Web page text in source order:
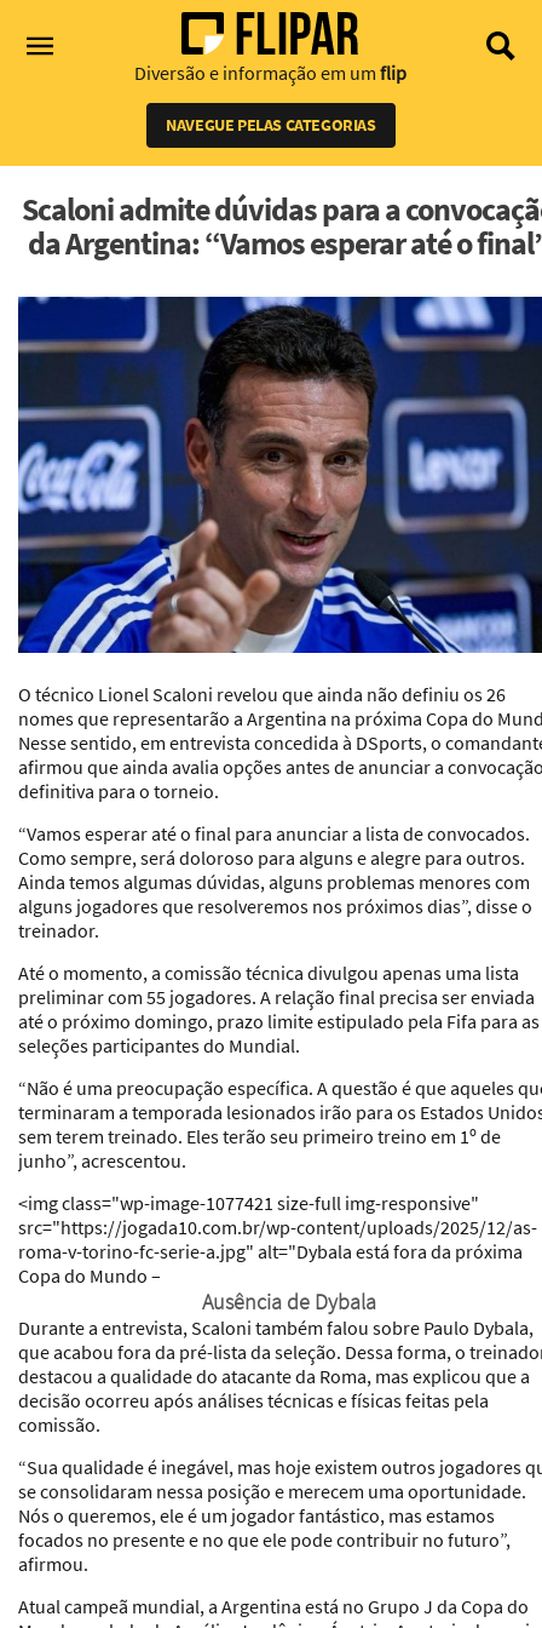
Diversão e informação em um flip
NAVEGUE PELAS CATEGORIAS
Scaloni admite dúvidas para a
da Argentina: “Vamos esperar até o
O técnico Lionel Scaloni revelou que ainda não definiu os 26
nomes que representarão a Argentina na próxima Copa do
Nesse sentido, em entrevista concedida à DSports, o
afirmou que ainda avalia opções antes de anunciar a
definitiva para o torneio.
“Vamos esperar até o final para anunciar a lista de convocados.
Como sempre, será doloroso para alguns e alegre para outros.
Ainda temos algumas dúvidas, alguns problemas menores com
alguns jogadores que resolveremos nos próximos dias”, disse o
treinador.
Até o momento, a comissão técnica divulgou apenas uma lista
preliminar com 55 jogadores. A relação final precisa ser enviada
até o próximo domingo, prazo limite estipulado pela Fifa para as
seleções participantes do Mundial.
“Não é uma preocupação específica. A questão é que aqueles
terminaram a temporada lesionados irão para os Estados
sem terem treinado. Eles terão seu primeiro treino em 1º de
junho”, acrescentou.
<img class="wp-image-1077421 size-full img-responsive"
src="https://jogada10.com.br/wp-content/uploads/2025/12/as-
roma-v-torino-fc-serie-a.jpg" alt="Dybala está fora da próxima
Copa do Mundo –
Ausência de Dybala
Durante a entrevista, Scaloni também falou sobre Paulo Dybala,
que acabou fora da pré-lista da seleção. Dessa forma, o
destacou a qualidade do atacante da Roma, mas explicou que a
decisão ocorreu após análises técnicas e físicas feitas pela
comissão.
“Sua qualidade é inegável, mas hoje existem outros jogadores
se consolidaram nessa posição e merecem uma oportunidade.
Nós o queremos, ele é um jogador fantástico, mas estamos
focados no presente e no que ele pode contribuir no futuro”,
afirmou.
Atual campeã mundial, a Argentina está no Grupo J da Copa do